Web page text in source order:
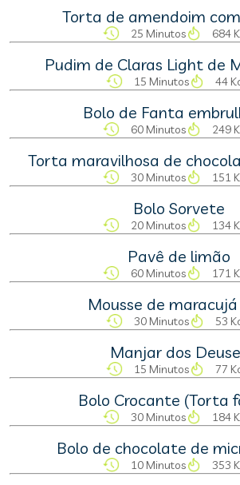
Torta de amendoim
25 Minutos 684
Pudim de Claras Light de
15 Minutos 44
Bolo de Fanta
60 Minutos 249
Torta maravilhosa de
30 Minutos 151
Bolo Sorvete
20 Minutos 134
Pavê de limão
60 Minutos 171
Mousse de
30 Minutos 53
Manjar dos
15 Minutos 77
Bolo Crocante (Torta
30 Minutos 184
Bolo de chocolate de
10 Minutos 353